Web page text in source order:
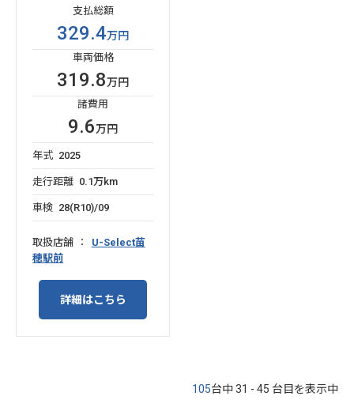
支払総額
329.4万円
車両価格
319.8万円
諸費用
9.6万円
年式 2025
走行距離 0.1万km
車検 28(R10)/09
取扱店舗
U-Select苗
穂駅前
詳細はこちら
105台中 31 - 45 台目を表示中